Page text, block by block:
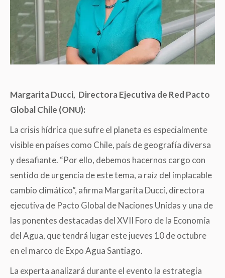
Margarita Ducci, Directora Ejecutiva de Red Pacto
Global Chile (ONU):
La crisis hídrica que sufre el planeta es especialmente
visible en países como Chile, país de geografía diversa
y desafiante. “Por ello, debemos hacernos cargo con
sentido de urgencia de este tema, a raíz del implacable
cambio climático”, afirma Margarita Ducci, directora
ejecutiva de Pacto Global de Naciones Unidas y una de
las ponentes destacadas del XVII Foro de la Economía
del Agua, que tendrá lugar este jueves 10 de octubre
en el marco de Expo Agua Santiago.
La experta analizará durante el evento la estrategia